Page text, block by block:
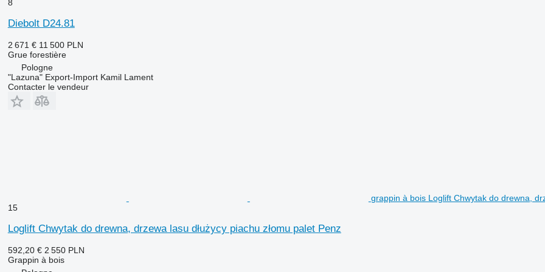
8
Diebolt D24.81
2 671 € 11 500 PLN
Grue forestière
Pologne
"Lazuna" Export-Import Kamil Lament
Contacter le vendeur
grappin à bois Loglift Chwytak do drewna,
15
Loglift Chwytak do drewna, drzewa lasu dłużycy piachu złomu palet Penz
592,20 € 2 550 PLN
Grappin à bois